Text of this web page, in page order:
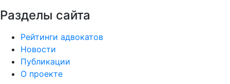
Разделы сайта
Рейтинги адвокатов
Новости
Публикации
О проекте